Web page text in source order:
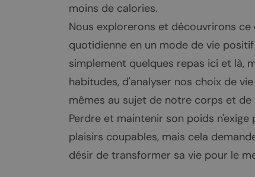
moins de calories.
Nous explorerons et découvrirons
quotidienne en un mode de vie
simplement quelques repas ici et là,
habitudes, d'analyser nos choix de
mêmes au sujet de notre corps et
Perdre et maintenir son poids
plaisirs coupables, mais cela
désir de transformer sa vie pour le